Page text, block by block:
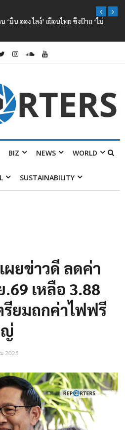
มิน ออง ไลง์’ เยือนไทย ขึงป้าย ‘ไม่
BIZ NEWS WORLD
SUSTAINABILITY
ผยข่าวดี ลดค่า
เหลือ 3.88
ยมถกค่าไฟฟรี
ญ่
2025